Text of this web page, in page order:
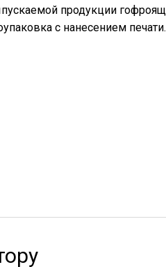
продукции
с нанесением печати.